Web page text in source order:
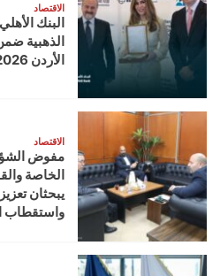
الاقتصاد
البنك
الذهبية
الأردن 2026
الاقتصاد
مفوض
الخاصة
يبحثان
واستقطاب